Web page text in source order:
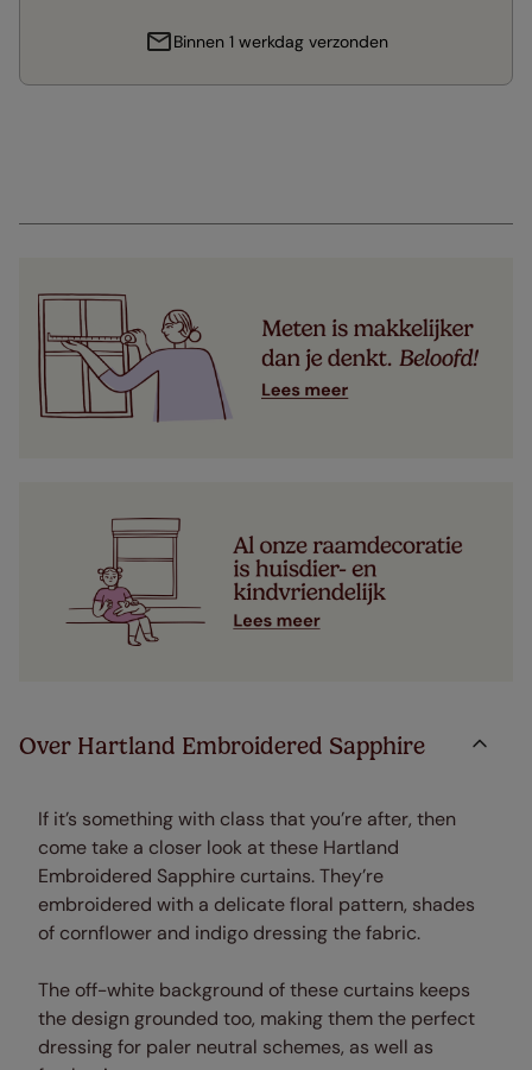
Binnen 1 werkdag verzonden
Over Hartland Embroidered Sapphire
If it’s something with class that you’re after, then
come take a closer look at these Hartland
Embroidered Sapphire curtains. They’re
embroidered with a delicate floral pattern, shades
of cornflower and indigo dressing the fabric.
The off-white background of these curtains keeps
the design grounded too, making them the perfect
dressing for paler neutral schemes, as well as